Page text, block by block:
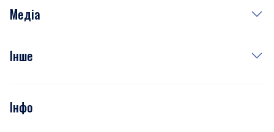
Рецепти
Медіа
Фото
Подкасти
Інше
Тести
Інфо